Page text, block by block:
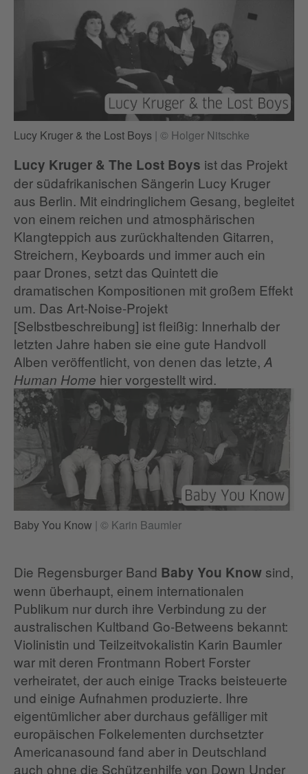
Lucy Kruger & the Lost Boys | © Holger Nitschke
Lucy Kruger & The Lost Boys ist das Projekt
der südafrikanischen Sängerin Lucy Kruger
aus Berlin. Mit eindringlichem Gesang, begleitet
von einem reichen und atmosphärischen
Klangteppich aus zurückhaltenden Gitarren,
Streichern, Keyboards und immer auch ein
paar Drones, setzt das Quintett die
dramatischen Kompositionen mit großem Effekt
um. Das Art-Noise-Projekt
[Selbstbeschreibung] ist fleißig: Innerhalb der
letzten Jahre haben sie eine gute Handvoll
Alben veröffentlicht, von denen das letzte, A
Human Home hier vorgestellt wird.
Baby You Know | © Karin Baumler
Die Regensburger Band Baby You Know sind,
wenn überhaupt, einem internationalen
Publikum nur durch ihre Verbindung zu der
australischen Kultband Go-Betweens bekannt:
Violinistin und Teilzeitvokalistin Karin Baumler
war mit deren Frontmann Robert Forster
verheiratet, der auch einige Tracks beisteuerte
und einige Aufnahmen produzierte. Ihre
eigentümlicher aber durchaus gefälliger mit
europäischen Folkelementen durchsetzter
Americanasound fand aber in Deutschland
auch ohne die Schützenhilfe von Down Under